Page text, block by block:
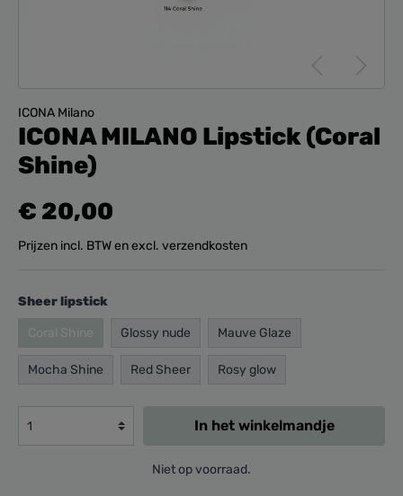
ICONA Milano
ICONA MILANO Lipstick (Coral
Shine)
€ 20,00
Prijzen incl. BTW en excl. verzendkosten
Sheer lipstick
Coral Shine Glossy nude Mauve Glaze
Mocha Shine Red Sheer Rosy glow
In het winkelmandje
Niet op voorraad.